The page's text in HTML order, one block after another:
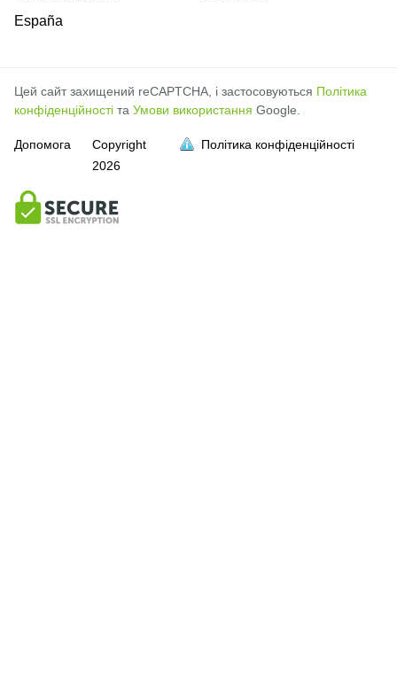
España
Цей сайт захищений reCAPTCHA, і застосовуються Політика
конфіденційності та Умови використання Google.
Допомога
Copyright
2026
Політика конфіденційності